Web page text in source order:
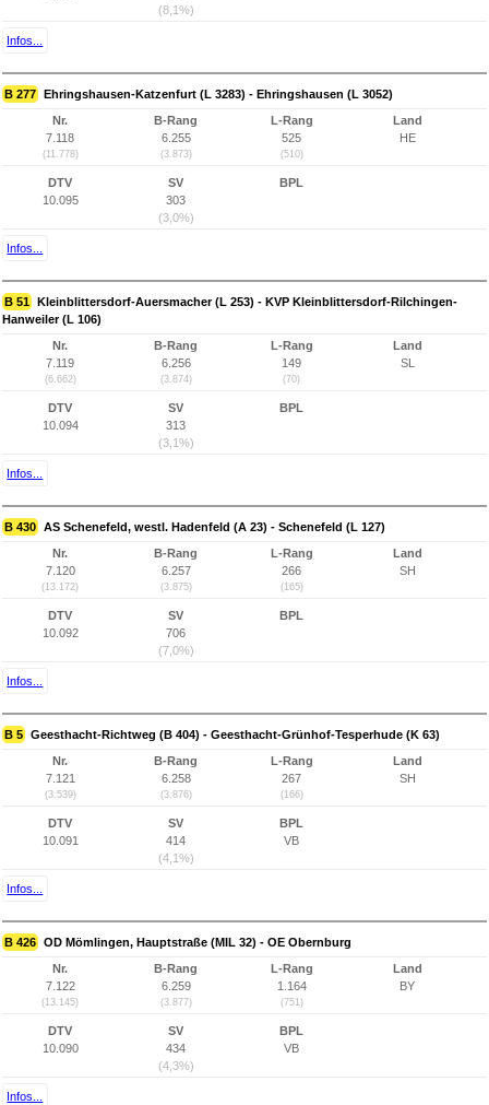
(8,1%)
Infos...
B 277 Ehringshausen-Katzenfurt (L 3283) - Ehringshausen (L 3052)
Nr.
7.118
(11.778)
B-Rang
6.255
(3.873)
L-Rang
525
(510)
Land
HE
DTV
10.095
SV
303
(3,0%)
BPL
Infos...
B 51 Kleinblittersdorf-Auersmacher (L 253) - KVP Kleinblittersdorf-Rilchingen-
Hanweiler (L 106)
Nr.
7.119
(6.662)
B-Rang
6.256
(3.874)
L-Rang
149
(70)
Land
SL
DTV
10.094
SV
313
(3,1%)
BPL
Infos...
B 430 AS Schenefeld, westl. Hadenfeld (A 23) - Schenefeld (L 127)
Nr.
7.120
(13.172)
B-Rang
6.257
(3.875)
L-Rang
266
(165)
Land
SH
DTV
10.092
SV
706
(7,0%)
BPL
Infos...
B 5 Geesthacht-Richtweg (B 404) - Geesthacht-Grünhof-Tesperhude (K 63)
Nr.
7.121
(3.539)
B-Rang
6.258
(3.876)
L-Rang
267
(166)
Land
SH
DTV
10.091
SV
414
(4,1%)
BPL
VB
Infos...
B 426 OD Mömlingen, Hauptstraße (MIL 32) - OE Obernburg
Nr.
7.122
(13.145)
B-Rang
6.259
(3.877)
L-Rang
1.164
(751)
Land
BY
DTV
10.090
SV
434
(4,3%)
BPL
VB
Infos...